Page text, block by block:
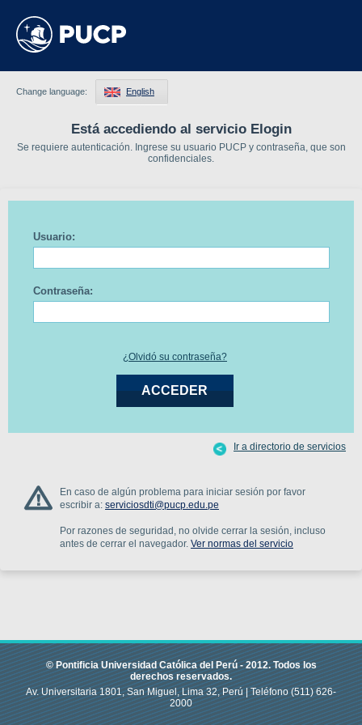
Está accediendo al servicio Elogin
Se requiere autenticación. Ingrese su usuario PUCP y contraseña, que son
confidenciales.
Change language: English
Usuario:
Contraseña:
¿Olvidó su contraseña?
En caso de algún problema para iniciar sesión por favor
escribir a: serviciosdti@pucp.edu.pe
Por razones de seguridad, no olvide cerrar la sesión, incluso
antes de cerrar el navegador. Ver normas del servicio
Ir a directorio de servicios
© Pontificia Universidad Católica del Perú -2012.Todos los
derechos reservados.
Av. Universitaria 1801, San Miguel, Lima 32, Perú |Teléfono(511) 626-
2000